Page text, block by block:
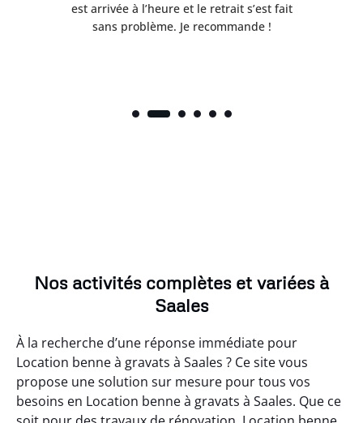
est arrivée à l’heure et le retrait s’est fait
sans problème. Je recommande !
Nos activités complètes et variées à
Saales
À la recherche d’une réponse immédiate pour
Location benne à gravats à Saales ? Ce site vous
propose une solution sur mesure pour tous vos
besoins en Location benne à gravats à Saales. Que ce